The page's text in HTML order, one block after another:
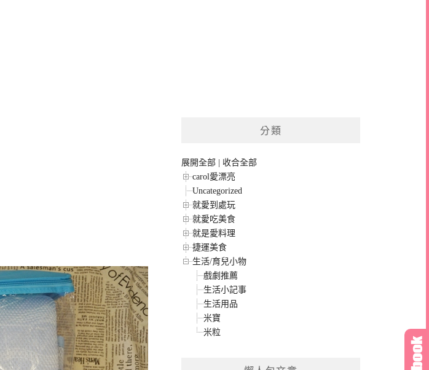
分類
展開全部 | 收合全部
carol愛漂亮
Uncategorized
就愛到處玩
就愛吃美食
就是愛料理
捷運美食
生活/育兒小物
戲劇推薦
生活小記事
生活用品
米寶
米粒